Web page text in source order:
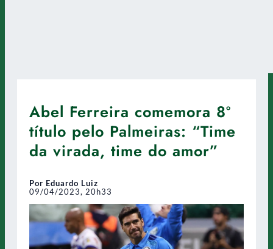
Abel Ferreira comemora 8º
título pelo Palmeiras: “Time
da virada, time do amor”
Por Eduardo Luiz
09/04/2023, 20h33